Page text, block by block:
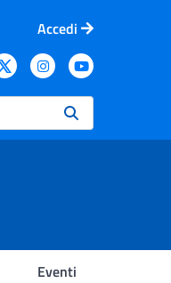
Accedi
Eventi